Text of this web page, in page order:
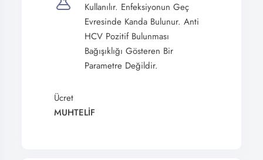
Kullanılır. Enfeksiyonun Geç
Evresinde Kanda Bulunur. Anti
HCV Pozitif Bulunması
Bağışıklığı Gösteren Bir
Parametre Değildir.
Ücret
MUHTELİF